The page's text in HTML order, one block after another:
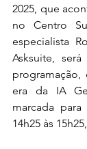
2025, que
no Centro
especialista
Asksuite,
era da IA
marcada
14h25 às